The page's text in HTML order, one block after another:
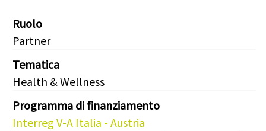
Ruolo
Partner
Tematica
Health & Wellness
Programma di finanziamento
Interreg V-A Italia - Austria